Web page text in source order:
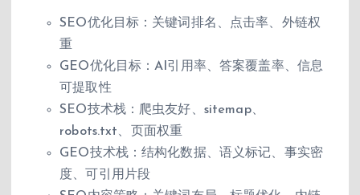
SEO优化目标：关键词排名、点击率、外链权
重
GEO优化目标：AI引用率、答案覆盖率、信息
可提取性
SEO技术栈：爬虫友好、sitemap、
robots.txt、页面权重
GEO技术栈：结构化数据、语义标记、事实密
度、可引用片段